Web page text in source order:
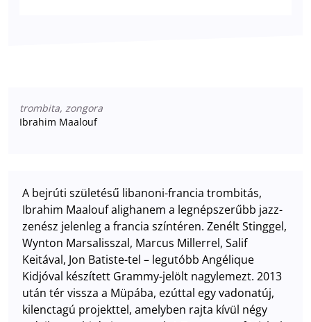
trombita, zongora
Ibrahim Maalouf
A bejrúti születésű libanoni-francia trombitás,
Ibrahim Maalouf alighanem a legnépszerűbb jazz-
zenész jelenleg a francia színtéren. Zenélt Stinggel,
Wynton Marsalisszal, Marcus Millerrel, Salif
Keitával, Jon Batiste-tel – legutóbb Angélique
Kidjóval készített Grammy-jelölt nagylemezt. 2013
után tér vissza a Müpába, ezúttal egy vadonatúj,
kilenctagú projekttel, amelyben rajta kívül négy